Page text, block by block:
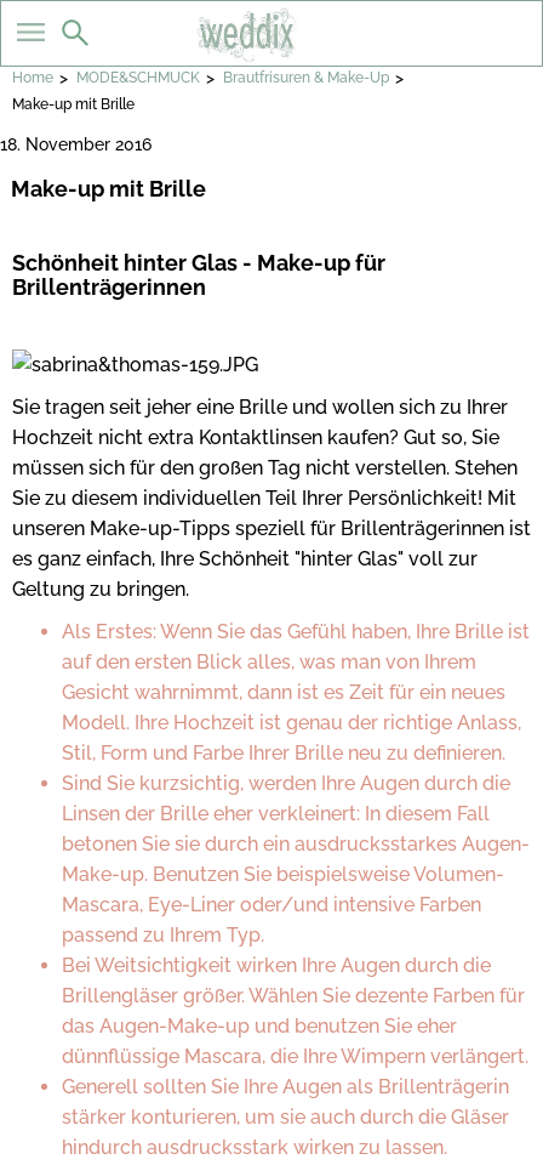
Home > MODE&SCHMUCK > Brautfrisuren & Make-Up >
Make-up mit Brille
18. November 2016
Make-up mit Brille
Schönheit hinter Glas - Make-up für
Brillenträgerinnen
Sie tragen seit jeher eine Brille und wollen sich zu Ihrer
Hochzeit nicht extra Kontaktlinsen kaufen? Gut so, Sie
müssen sich für den großen Tag nicht verstellen. Stehen
Sie zu diesem individuellen Teil Ihrer Persönlichkeit! Mit
unseren Make-up-Tipps speziell für Brillenträgerinnen ist
es ganz einfach, Ihre Schönheit "hinter Glas" voll zur
Geltung zu bringen.
Als Erstes: Wenn Sie das Gefühl haben, Ihre Brille ist
auf den ersten Blick alles, was man von Ihrem
Gesicht wahrnimmt, dann ist es Zeit für ein neues
Modell. Ihre Hochzeit ist genau der richtige Anlass,
Stil, Form und Farbe Ihrer Brille neu zu definieren.
Sind Sie kurzsichtig, werden Ihre Augen durch die
Linsen der Brille eher verkleinert: In diesem Fall
betonen Sie sie durch ein ausdrucksstarkes Augen-
Make-up. Benutzen Sie beispielsweise Volumen-
Mascara, Eye-Liner oder/und intensive Farben
passend zu Ihrem Typ.
Bei Weitsichtigkeit wirken Ihre Augen durch die
Brillengläser größer. Wählen Sie dezente Farben für
das Augen-Make-up und benutzen Sie eher
dünnflüssige Mascara, die Ihre Wimpern verlängert.
Generell sollten Sie Ihre Augen als Brillenträgerin
stärker konturieren, um sie auch durch die Gläser
hindurch ausdrucksstark wirken zu lassen.